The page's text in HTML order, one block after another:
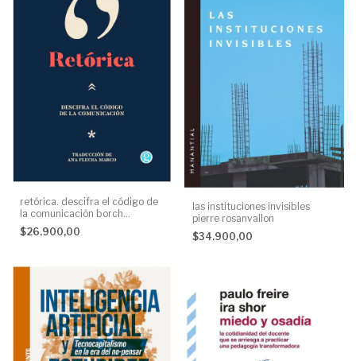
retórica. descifra el código de
la comunicación borch
Michalsen
$26.900,00
las instituciones invisibles
pierre rosanvallon
$34.900,00